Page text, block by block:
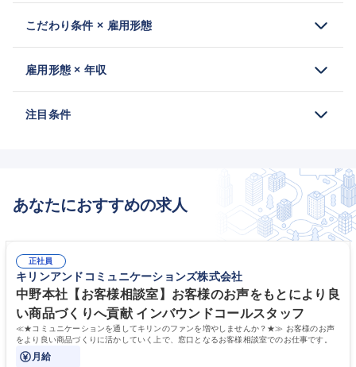
こだわり条件 × 雇用形態
雇用形態 × 年収
注目条件
あなたにおすすめの求人
正社員
キリンアンドコミュニケーションズ株式会社
中野本社【お客様相談室】お客様のお声をもとにより良
い商品づくりへ貢献 インバウンドコールスタッフ
≪★コミュニケーションを通してキリンのファンを増やしませんか？★≫ お客様のお声
をより良い商品づくりに活かしていく上で、窓口となるお客様相談室でのお仕事です。
月給